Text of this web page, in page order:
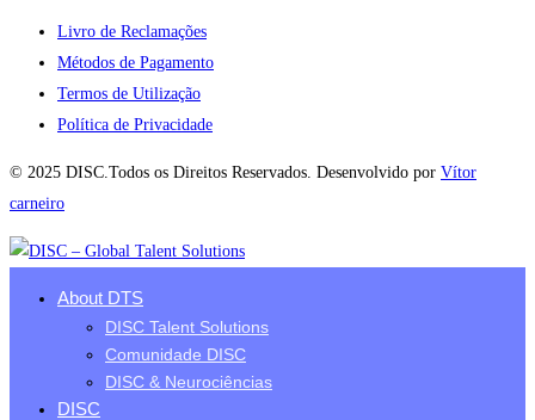
Livro de Reclamações
Métodos de Pagamento
Termos de Utilização
Política de Privacidade
© 2025 DISC.Todos os Direitos Reservados. Desenvolvido por Vítor
carneiro
About DTS
DISC Talent Solutions
Comunidade DISC
DISC & Neurociências
DISC